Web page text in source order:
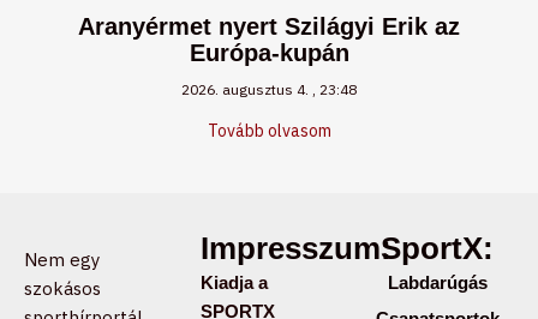
Aranyérmet nyert Szilágyi Erik az
Európa-kupán
2026. augusztus 4. 23:48
Tovább olvasom
Nem egy
szokásos
Impresszum:
Kiadja a
SPORTX
SportX:
Labdarúgás